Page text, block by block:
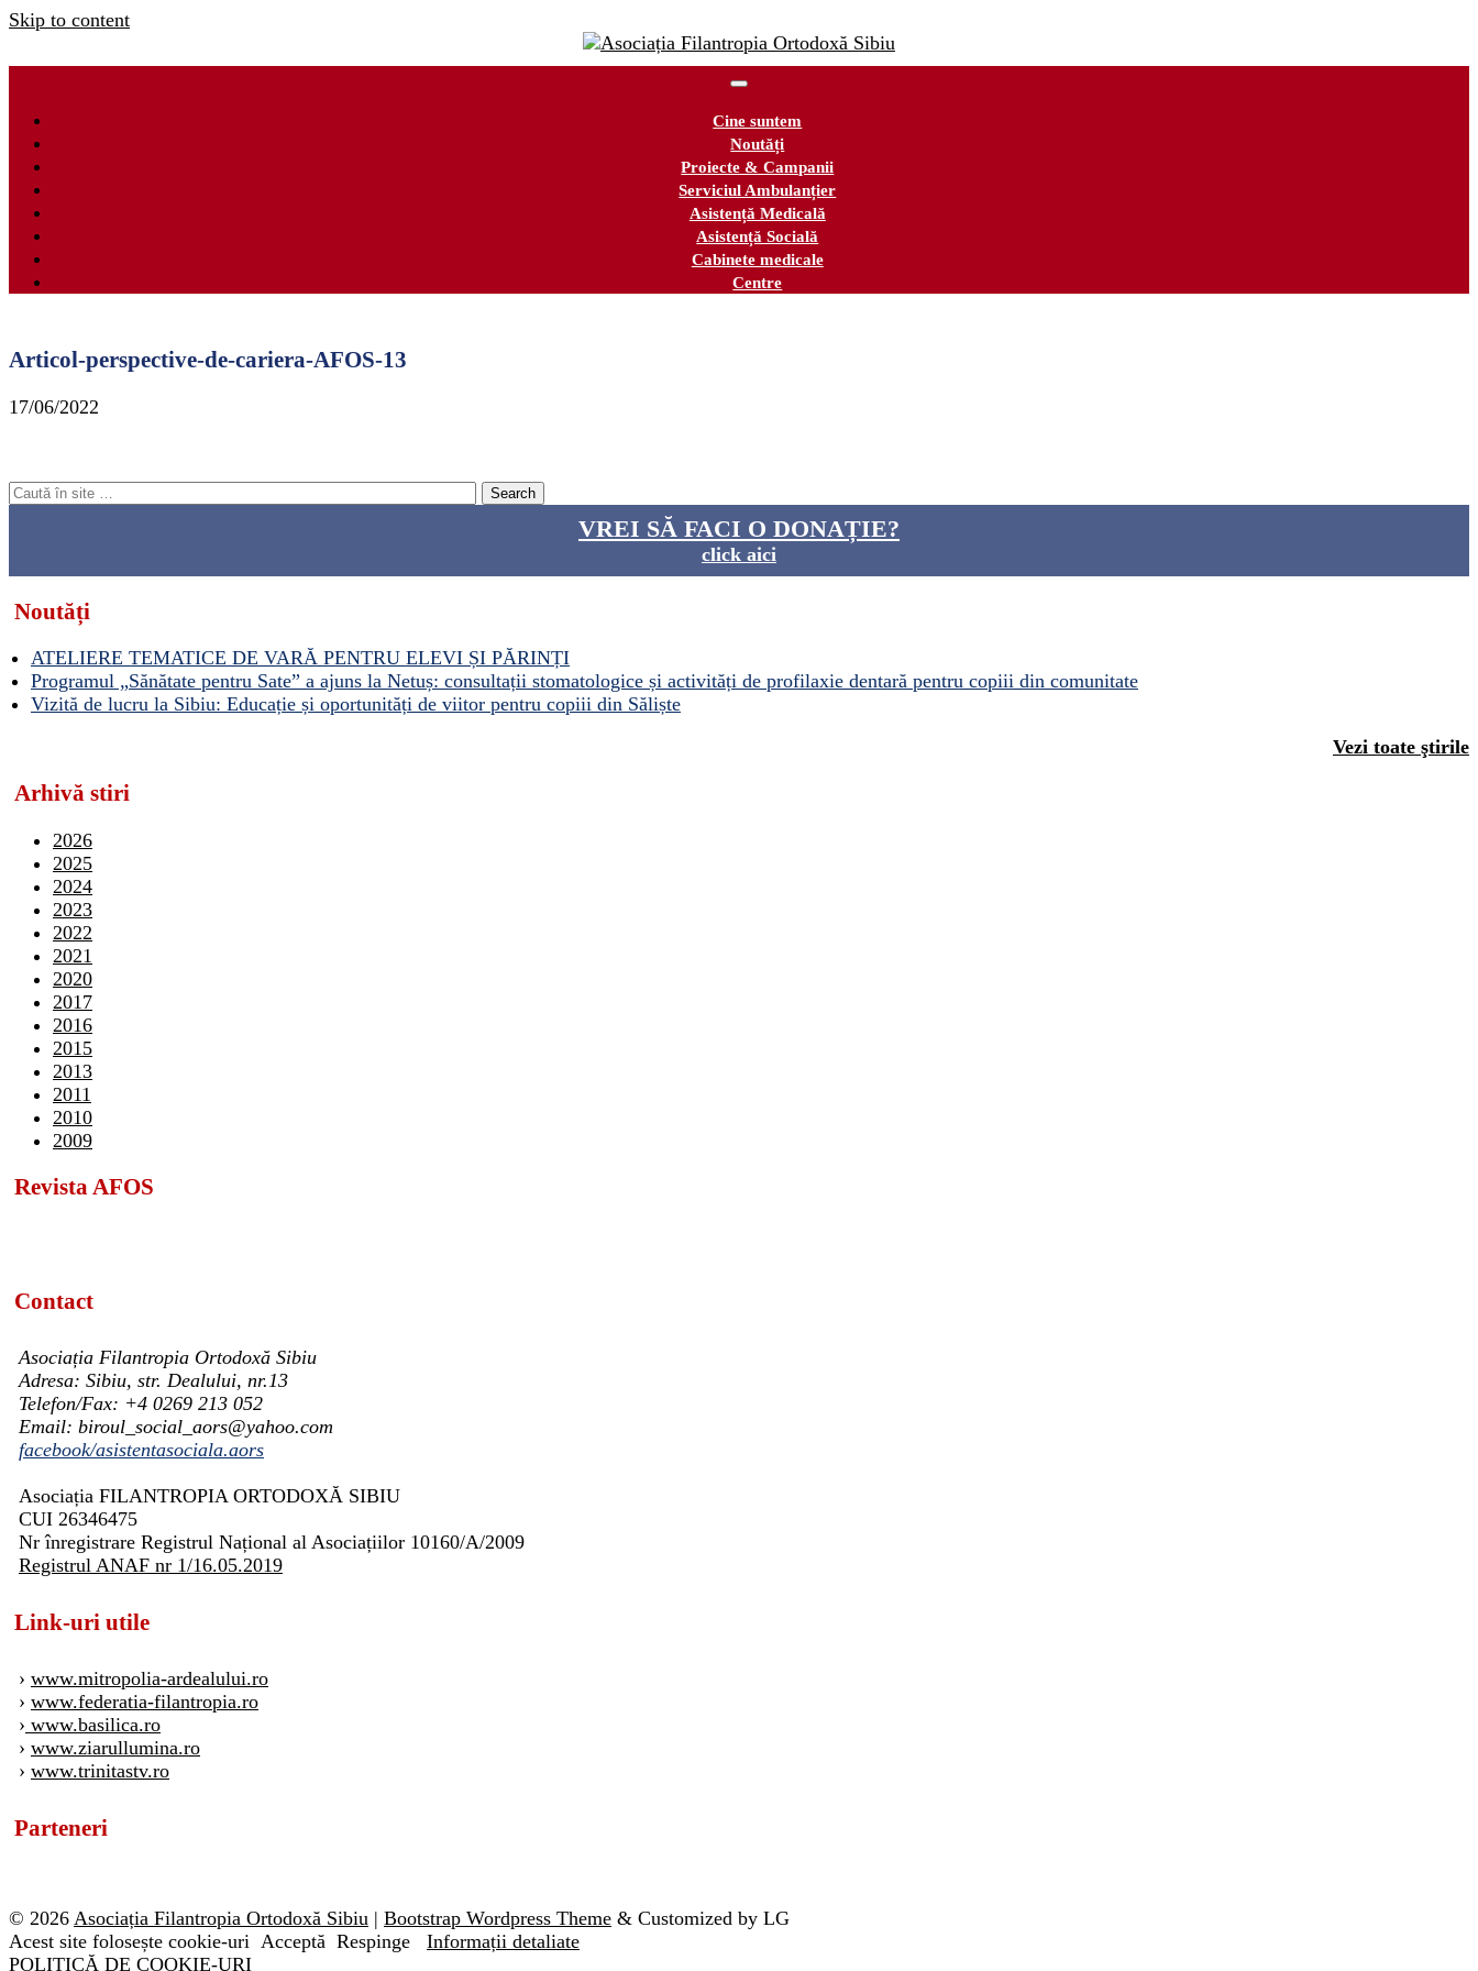
Skip to content
Cine suntem
Noutăți
Proiecte & Campanii
Serviciul Ambulanțier
Asistență Medicală
Asistență Socială
Cabinete medicale
Centre
Articol-perspective-de-cariera-AFOS-13
17/06/2022
VREI SĂ FACI O DONAȚIE?
click aici
Noutăți
ATELIERE TEMATICE DE VARĂ PENTRU ELEVI ȘI PĂRINȚI
Programul „Sănătate pentru Sate” a ajuns la Netuș: consultații stomatologice și activități de profilaxie dentară pentru copiii din comunitate
Vizită de lucru la Sibiu: Educație și oportunități de viitor pentru copiii din Săliște
Vezi toate ştirile
Arhivă stiri
2026
2025
2024
2023
2022
2021
2020
2017
2016
2015
2013
2011
2010
2009
Revista AFOS
Contact
Asociația Filantropia Ortodoxă Sibiu
Adresa: Sibiu, str. Dealului, nr.13
Telefon/Fax: +4 0269 213 052
Email: biroul_social_aors@yahoo.com
facebook/asistentasociala.aors
Asociația FILANTROPIA ORTODOXĂ SIBIU
CUI 26346475
Nr înregistrare Registrul Național al Asociațiilor 10160/A/2009
Registrul ANAF nr 1/16.05.2019
Link-uri utile
› www.mitropolia-ardealului.ro
› www.federatia-filantropia.ro
› www.basilica.ro
› www.ziarullumina.ro
› www.trinitastv.ro
Parteneri
© 2026 Asociația Filantropia Ortodoxă Sibiu | Bootstrap Wordpress Theme & Customized by LG
Acest site folosește cookie-uri Acceptă Respinge
Informații detaliate
POLITICĂ DE COOKIE-URI